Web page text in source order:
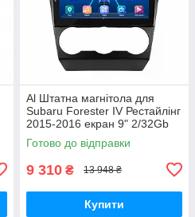
Al Штатна магнітола для
Subaru Forester IV Рестайлінг
2015-2016 екран 9" 2/32Gb
4G Wi-Fi GPS Top Android
Готово до відправки
9 310 ₴ 13 948 ₴
Купити